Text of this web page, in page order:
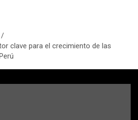
clave para el crecimiento de las